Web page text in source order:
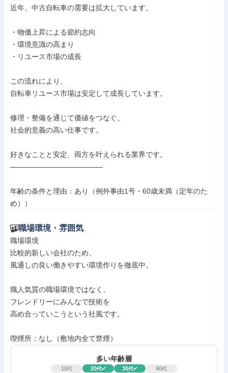
近年、中古自転車の需要は拡大しています。
・物価上昇による節約志向
・環境意識の高まり
・リユース市場の成長
この流れにより、
自転車リユース市場は安定して成長しています。
修理・整備を通じて価値をつなぐ、
社会的意義の高い仕事です。
好きなことと安定、両方を叶えられる業界です。
―――――――――――――
年齢の条件と理由：あり（例外事由1号・60歳未満（定年のた
め））
職場環境・雰囲気
職場環境
比較的新しい会社のため、
風通しの良い働きやすい環境作りを徹底中。
職人気質の職場環境ではなく、
フレンドリーにみんなで技術を
高め合っていこうという社風です。
喫煙所：なし（敷地内全て禁煙）
多い年齢層
10代 20代 30代 40代